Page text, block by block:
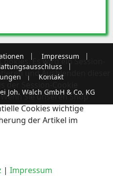
Impressum
Kontakt
Joh. Walch GmbH & Co. KG
Es wird ein Session-
und Ausblenden dieser
der Session-Cookie
Sie unseren Shop
Cookies wichtige
der Artikel im
| Impressum